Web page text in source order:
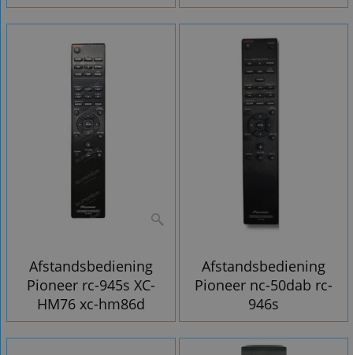
Afstandsbediening
Pioneer rc-945s XC-
HM76 xc-hm86d
Afstandsbediening
Pioneer nc-50dab rc-
946s